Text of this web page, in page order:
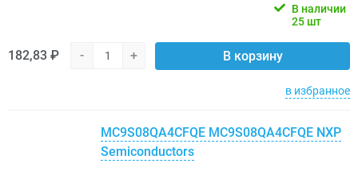
В наличии
25 шт
182,83 ₽ - + В корзину
в избранное
MC9S08QA4CFQE MC9S08QA4CFQE NXP
Semiconductors